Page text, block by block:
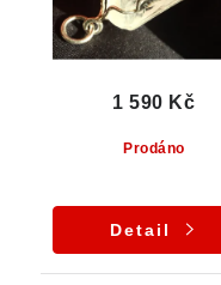
Prodáno
1 590 Kč
Detail